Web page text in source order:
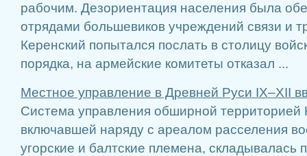
рабочим. Дезориентация населения была
отрядами большевиков учреждений связи и
Керенский попытался послать в столицу
порядка, на армейские комитеты отказал ...
Местное управление в Древней Руси IX–XII
Система управления обширной территорией
включавшей наряду с ареалом расселения
угорские и балтские племена, складывалась